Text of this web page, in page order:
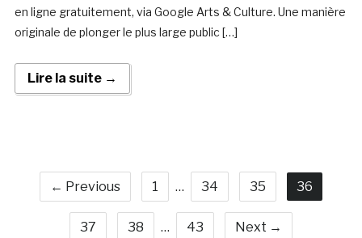
en ligne gratuitement, via Google Arts & Culture. Une manière
originale de plonger le plus large public […]
Lire la suite →
← Previous 1 … 34 35 36
37 38 … 43 Next →